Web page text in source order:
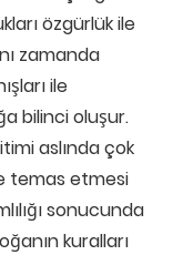
özgürlük ile
zamanda
ile
bilinci oluşur.
aslında çok
temas etmesi
sonucunda
kuralları